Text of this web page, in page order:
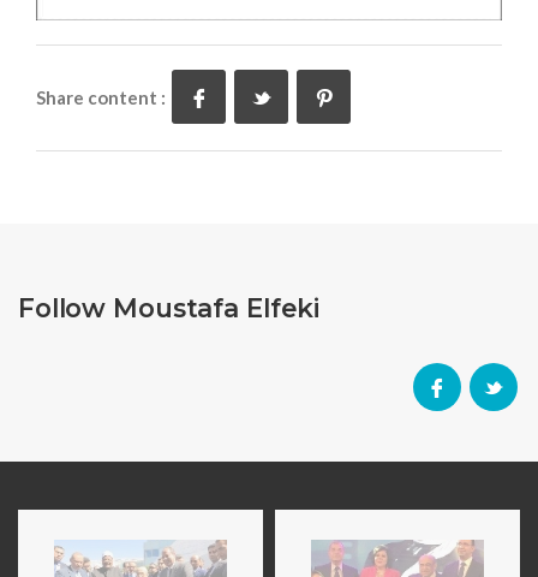
Share content :
Follow Moustafa Elfeki